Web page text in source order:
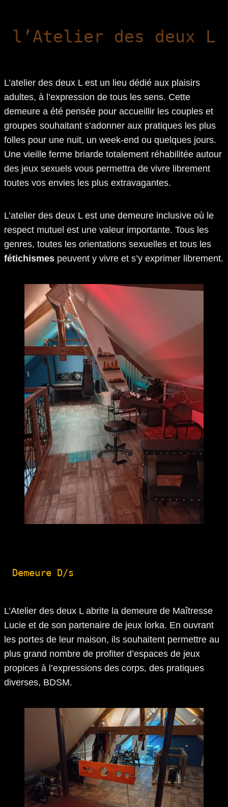
l’Atelier des deux L
L’atelier des deux L est un lieu dédié aux plaisirs
adultes, à l’expression de tous les sens. Cette
demeure a été pensée pour accueillir les couples et
groupes souhaitant s’adonner aux pratiques les plus
folles pour une nuit, un week-end ou quelques jours.
Une vieille ferme briarde totalement réhabilitée autour
des jeux sexuels vous permettra de vivre librement
toutes vos envies les plus extravagantes.
L’atelier des deux L est une demeure inclusive où le
respect mutuel est une valeur importante. Tous les
genres, toutes les orientations sexuelles et tous les
fétichismes peuvent y vivre et s’y exprimer librement.
Demeure D/s
L’Atelier des deux L abrite la demeure de Maîtresse
Lucie et de son partenaire de jeux lorka. En ouvrant
les portes de leur maison, ils souhaitent permettre au
plus grand nombre de profiter d’espaces de jeux
propices à l’expressions des corps, des pratiques
diverses, BDSM.